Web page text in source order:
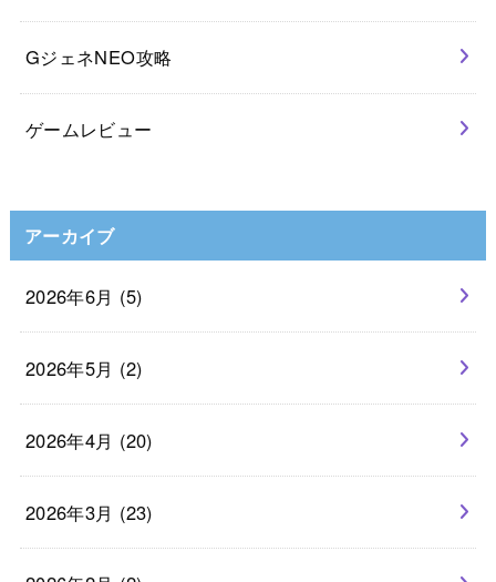
GジェネNEO攻略
ゲームレビュー
アーカイブ
2026年6月 (5)
2026年5月 (2)
2026年4月 (20)
2026年3月 (23)